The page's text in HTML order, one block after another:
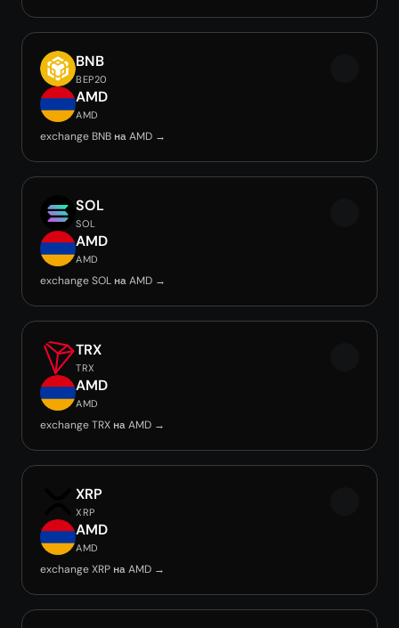
BNB
BEP20
AMD
AMD
exchange BNB на AMD →
SOL
SOL
AMD
AMD
exchange SOL на AMD →
TRX
TRX
AMD
AMD
exchange TRX на AMD →
XRP
XRP
AMD
AMD
exchange XRP на AMD →